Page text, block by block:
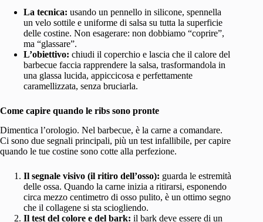
La tecnica: usando un pennello in silicone, spennella
un velo sottile e uniforme di salsa su tutta la superficie
delle costine. Non esagerare: non dobbiamo “coprire”,
ma “glassare”.
L’obiettivo: chiudi il coperchio e lascia che il calore del
barbecue faccia rapprendere la salsa, trasformandola in
una glassa lucida, appiccicosa e perfettamente
caramellizzata, senza bruciarla.
Come capire quando le ribs sono pronte
Dimentica l’orologio. Nel barbecue, è la carne a comandare.
Ci sono due segnali principali, più un test infallibile, per capire
quando le tue costine sono cotte alla perfezione.
Il segnale visivo (il ritiro dell’osso): guarda le estremità
delle ossa. Quando la carne inizia a ritirarsi, esponendo
circa mezzo centimetro di osso pulito, è un ottimo segno
che il collagene si sta sciogliendo.
Il test del colore e del bark: il bark deve essere di un